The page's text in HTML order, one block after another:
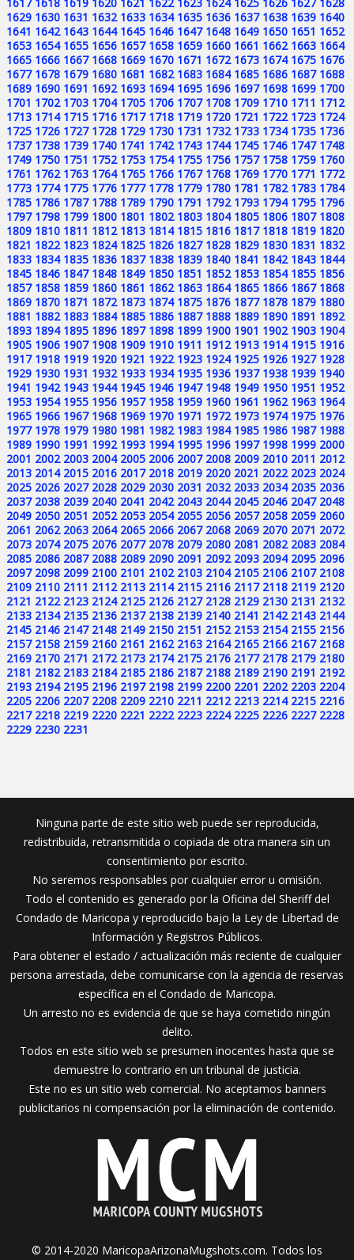
1629 1630 1631 1632 1633 1634 1635 1636 1637 1638 1639 1640
1641 1642 1643 1644 1645 1646 1647 1648 1649 1650 1651 1652
1653 1654 1655 1656 1657 1658 1659 1660 1661 1662 1663 1664
1665 1666 1667 1668 1669 1670 1671 1672 1673 1674 1675 1676
1677 1678 1679 1680 1681 1682 1683 1684 1685 1686 1687 1688
1689 1690 1691 1692 1693 1694 1695 1696 1697 1698 1699 1700
1701 1702 1703 1704 1705 1706 1707 1708 1709 1710 1711 1712
1713 1714 1715 1716 1717 1718 1719 1720 1721 1722 1723 1724
1725 1726 1727 1728 1729 1730 1731 1732 1733 1734 1735 1736
1737 1738 1739 1740 1741 1742 1743 1744 1745 1746 1747 1748
1749 1750 1751 1752 1753 1754 1755 1756 1757 1758 1759 1760
1761 1762 1763 1764 1765 1766 1767 1768 1769 1770 1771 1772
1773 1774 1775 1776 1777 1778 1779 1780 1781 1782 1783 1784
1785 1786 1787 1788 1789 1790 1791 1792 1793 1794 1795 1796
1797 1798 1799 1800 1801 1802 1803 1804 1805 1806 1807 1808
1809 1810 1811 1812 1813 1814 1815 1816 1817 1818 1819 1820
1821 1822 1823 1824 1825 1826 1827 1828 1829 1830 1831 1832
1833 1834 1835 1836 1837 1838 1839 1840 1841 1842 1843 1844
1845 1846 1847 1848 1849 1850 1851 1852 1853 1854 1855 1856
1857 1858 1859 1860 1861 1862 1863 1864 1865 1866 1867 1868
1869 1870 1871 1872 1873 1874 1875 1876 1877 1878 1879 1880
1881 1882 1883 1884 1885 1886 1887 1888 1889 1890 1891 1892
1893 1894 1895 1896 1897 1898 1899 1900 1901 1902 1903 1904
1905 1906 1907 1908 1909 1910 1911 1912 1913 1914 1915 1916
1917 1918 1919 1920 1921 1922 1923 1924 1925 1926 1927 1928
1929 1930 1931 1932 1933 1934 1935 1936 1937 1938 1939 1940
1941 1942 1943 1944 1945 1946 1947 1948 1949 1950 1951 1952
1953 1954 1955 1956 1957 1958 1959 1960 1961 1962 1963 1964
1965 1966 1967 1968 1969 1970 1971 1972 1973 1974 1975 1976
1977 1978 1979 1980 1981 1982 1983 1984 1985 1986 1987 1988
1989 1990 1991 1992 1993 1994 1995 1996 1997 1998 1999 2000
2001 2002 2003 2004 2005 2006 2007 2008 2009 2010 2011 2012
2013 2014 2015 2016 2017 2018 2019 2020 2021 2022 2023 2024
2025 2026 2027 2028 2029 2030 2031 2032 2033 2034 2035 2036
2037 2038 2039 2040 2041 2042 2043 2044 2045 2046 2047 2048
2049 2050 2051 2052 2053 2054 2055 2056 2057 2058 2059 2060
2061 2062 2063 2064 2065 2066 2067 2068 2069 2070 2071 2072
2073 2074 2075 2076 2077 2078 2079 2080 2081 2082 2083 2084
2085 2086 2087 2088 2089 2090 2091 2092 2093 2094 2095 2096
2097 2098 2099 2100 2101 2102 2103 2104 2105 2106 2107 2108
2109 2110 2111 2112 2113 2114 2115 2116 2117 2118 2119 2120
2121 2122 2123 2124 2125 2126 2127 2128 2129 2130 2131 2132
2133 2134 2135 2136 2137 2138 2139 2140 2141 2142 2143 2144
2145 2146 2147 2148 2149 2150 2151 2152 2153 2154 2155 2156
2157 2158 2159 2160 2161 2162 2163 2164 2165 2166 2167 2168
2169 2170 2171 2172 2173 2174 2175 2176 2177 2178 2179 2180
2181 2182 2183 2184 2185 2186 2187 2188 2189 2190 2191 2192
2193 2194 2195 2196 2197 2198 2199 2200 2201 2202 2203 2204
2205 2206 2207 2208 2209 2210 2211 2212 2213 2214 2215 2216
2217 2218 2219 2220 2221 2222 2223 2224 2225 2226 2227 2228
2229 2230 2231
Ninguna parte de este sitio web puede ser reproducida,
redistribuida, retransmitida o copiada de otra manera sin un
consentimiento por escrito.
No seremos responsables por cualquier error u omisión.
Todo el contenido es generado por la Oficina del Sheriff del
Condado de Maricopa y reproducido bajo la Ley de Libertad de
Información y Registros Públicos.
Para obtener el estado / actualización más reciente de cualquier
persona arrestada, debe comunicarse con la agencia de reservas
específica en el Condado de Maricopa.
Un arresto no es evidencia de que se haya cometido ningún
delito.
Todos en este sitio web se presumen inocentes hasta que se
demuestre lo contrario en un tribunal de justicia.
Este no es un sitio web comercial. No aceptamos banners
publicitarios ni compensación por la eliminación de contenido.
© 2014-2020 MaricopaArizonaMugshots.com. Todos los